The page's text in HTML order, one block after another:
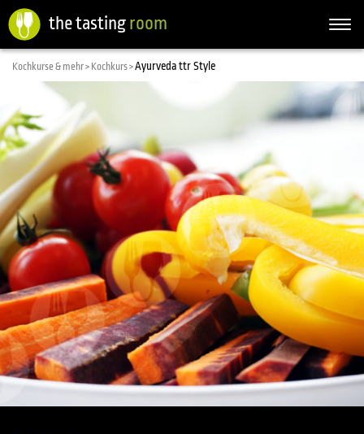
the tasting room
Kochkurse & mehr > Kochkurs >Ayurveda ttr Style